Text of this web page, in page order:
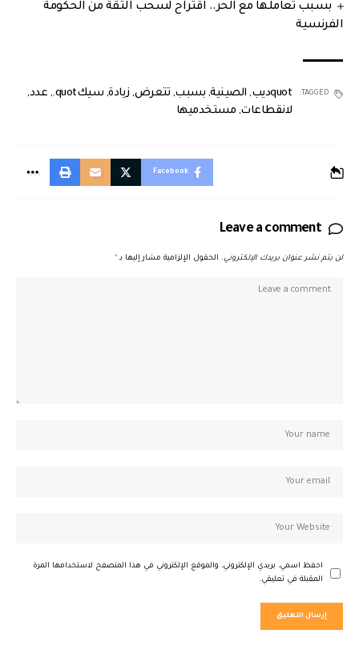
بسبب تعاملها مع الحر.. اقتراح لسحب الثقة من الحكومة
الفرنسية
TAGGED: quotديب , الصينية, بسبب, تتعرض, زيادة, سيكquot. , عدد,
لانقطاعات, مستخدميها
Facebook
Leave a comment
لن يتم نشر عنوان بريدك الإلكتروني. الحقول الإلزامية مشار إليها بـ *
احفظ اسمي، بريدي الإلكتروني، والموقع الإلكتروني في هذا المتصفح لاستخدامها المرة
المقبلة في تعليقي.